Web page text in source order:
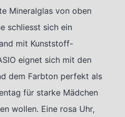
Mineralglas von oben
schliesst sich ein
mit Kunststoff-
eignet sich mit den
dem Farbton perfekt als
für starke Mädchen
wollen. Eine rosa Uhr,